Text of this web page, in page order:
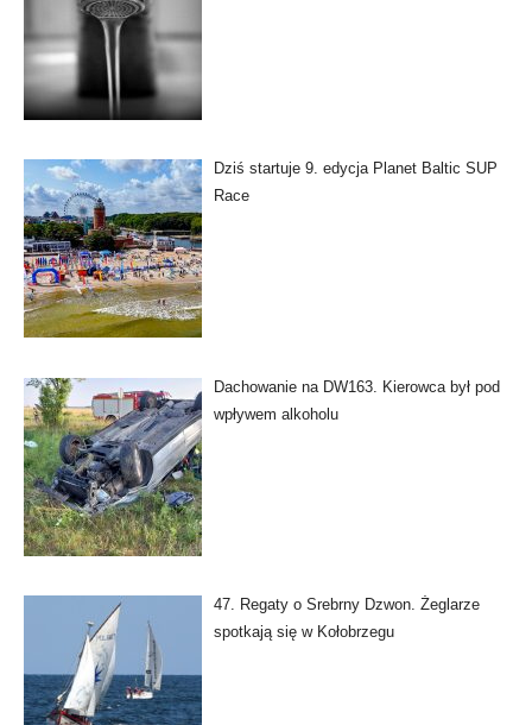
Dziś startuje 9. edycja Planet Baltic SUP
Race
Dachowanie na DW163. Kierowca był pod
wpływem alkoholu
47. Regaty o Srebrny Dzwon. Żeglarze
spotkają się w Kołobrzegu